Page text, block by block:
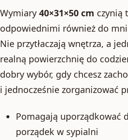
Wymiary 40×31×50 cm czynią
odpowiednimi również do
Nie przytłaczają wnętrza, a
realną powierzchnię do
dobry wybór, gdy chcesz
i jednocześnie zorganizować
Pomagają uporządkować
porządek w sypialni